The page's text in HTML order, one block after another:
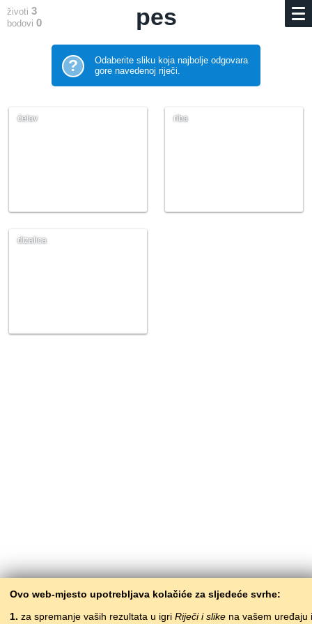
Ovo web-mjesto upotrebljava kolačiće za sljedeće svrhe:
1. za spremanje vaših rezultata u igri Riječi i slike na vašem uređaju i
životi 3
bodovi 0 pes
?
Odaberite sliku koja najbolje odgovara
gore navedenoj riječi.
ćelav riba
dizalica